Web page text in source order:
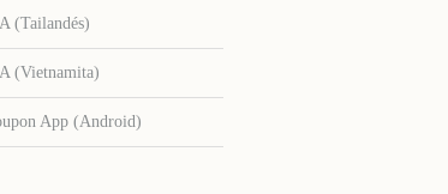
(Tailandés)
(Vietnamita)
App (Android)